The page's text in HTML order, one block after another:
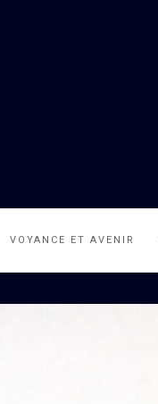
VOYANCE ET AVENIR